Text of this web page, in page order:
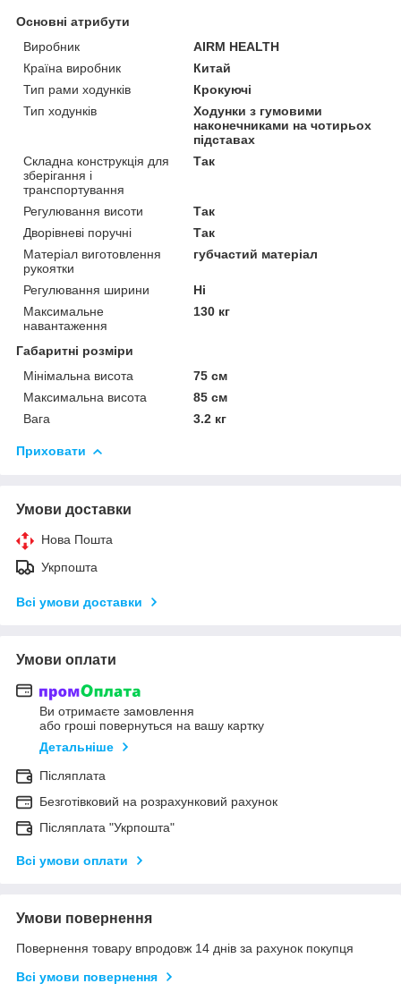
Основні атрибути
Виробник
AIRM HEALTH
Країна виробник
Китай
Тип рами ходунків
Крокуючі
Тип ходунків
Ходунки з гумовими
наконечниками на чотирьох
підставах
Складна конструкція для
зберігання і
транспортування
Так
Регулювання висоти
Так
Дворівневі поручні
Так
Матеріал виготовлення
рукоятки
губчастий матеріал
Регулювання ширини
Ні
Максимальне
навантаження
130 кг
Габаритні розміри
Мінімальна висота
75 см
Максимальна висота
85 см
Вага
3.2 кг
Приховати
Умови доставки
Нова Пошта
Укрпошта
Всі умови доставки
Умови оплати
Ви отримаєте замовлення
або гроші повернуться на вашу картку
Детальніше
Післяплата
Безготівковий на розрахунковий рахунок
Післяплата "Укрпошта"
Всі умови оплати
Умови повернення
Повернення товару впродовж 14 днів за рахунок покупця
Всі умови повернення